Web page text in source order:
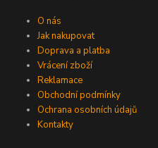
O nás
Jak nakupovat
Doprava a platba
Vrácení zboží
Reklamace
Obchodní podmínky
Ochrana osobních údajů
Kontakty